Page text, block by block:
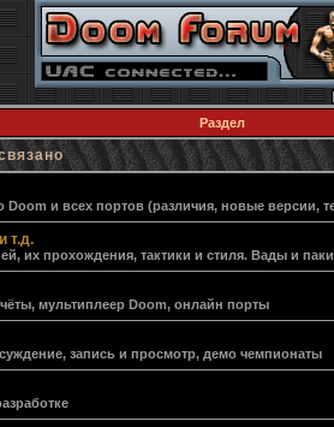
Раздел
и всех портов (различия, новые версии,
т.д.
их прохождения, тактики и стиля. Вады и
мультиплеер Doom, онлайн порты
запись и просмотр, демо чемпионаты